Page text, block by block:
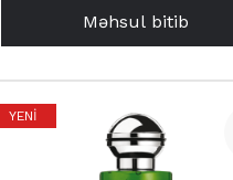
Məhsul bitib
YENI